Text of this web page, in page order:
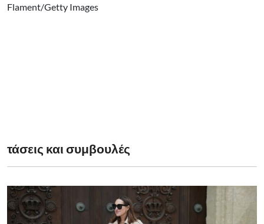
Flament/Getty Images
τάσεις και συμβουλές